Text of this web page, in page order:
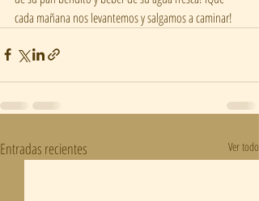
cada mañana nos levantemos y salgamos a caminar!
Entradas recientes Ver todo